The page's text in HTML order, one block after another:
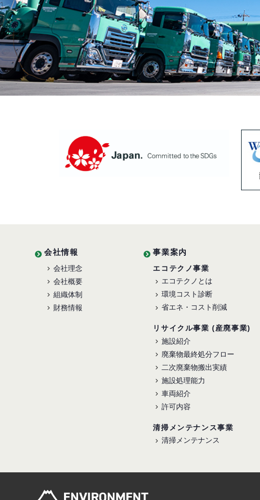
会社情報
会社理念
会社概要
組織体制
財務情報
事業案内
エコテクノ事業
エコテクノとは
環境コスト診断
省エネ・コスト削減
リサイクル事業 (産廃事業)
施設紹介
廃棄物最終処分フロー
二次廃棄物搬出実績
施設処理能力
車両紹介
許可内容
清掃メンテナンス事業
清掃メンテナンス